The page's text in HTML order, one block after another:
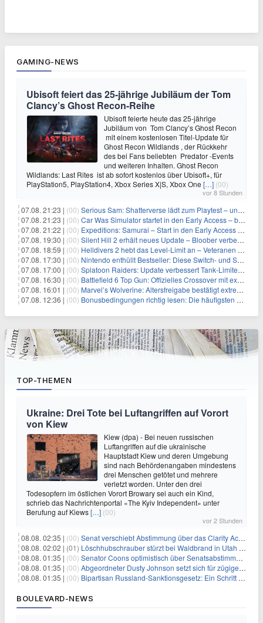
GAMING-NEWS
Ubisoft feiert das 25-jährige Jubiläum der Tom
Clancy’s Ghost Recon-Reihe
Ubisoft feierte heute das 25-jährige
Jubiläum von Tom Clancy’s Ghost Recon
mit einem kostenlosen Titel-Update für
Ghost Recon Wildlands , der Rückkehr
des bei Fans beliebten Predator -Events
und weiteren Inhalten. Ghost Recon
Wildlands: Last Rites ist ab sofort kostenlos über Ubisoft+, für
PlayStation5, PlayStation4, Xbox Series X|S, Xbox One […] (00)
vor 8 Stunden
07.08. 21:23 | (00) Serious Sam: Shatterverse lädt zum Playtest – und erscheint schon bald!
07.08. 21:23 | (00) Car Was Simulator startet in den Early Access – bald gehts los!
07.08. 21:22 | (00) Expeditions: Samurai – Start in den Early Access ab heute im feudalen Japan
07.08. 19:30 | (00) Silent Hill 2 erhält neues Update – Bloober verbessert Grafik und Performance
07.08. 18:59 | (00) Helldivers 2 hebt das Level-Limit an – Veteranen können endlich weiter aufsteigen
07.08. 17:30 | (00) Nintendo enthüllt Bestseller: Diese Switch- und Switch-2-Spiele verkaufen sich am besten
07.08. 17:00 | (00) Splatoon Raiders: Update verbessert Tank-Limiter und behebt Bugs
07.08. 16:30 | (00) Battlefield 6 Top Gun: Offizielles Crossover mit exklusiven Inhalten angekündigt
07.08. 16:01 | (00) Marvel’s Wolverine: Altersfreigabe bestätigt extreme Gewalt und düstere Szenen
07.08. 12:36 | (00) Bonusbedingungen richtig lesen: Die häufigsten Stolperfallen
TOP-THEMEN
Ukraine: Drei Tote bei Luftangriffen auf Vorort
von Kiew
Kiew (dpa) - Bei neuen russischen
Luftangriffen auf die ukrainische
Hauptstadt Kiew und deren Umgebung
sind nach Behördenangaben mindestens
drei Menschen getötet und mehrere
verletzt worden. Unter den drei
Todesopfern im östlichen Vorort Browary sei auch ein Kind,
schrieb das Nachrichtenportal «The Kyiv Independent» unter
Berufung auf Kiews[…] (00)
vor 2 Stunden
08.08. 02:35 | (00) Senat verschiebt Abstimmung über das Clarity Act: Auswirkungen auf Unternehmen und das Vertrauen der Investoren
08.08. 02:02 | (01) Löschhubschrauber stürzt bei Waldbrand in Utah ab
08.08. 01:35 | (00) Senator Coons optimistisch über Senatsabstimmungen angesichts von Finanzierungsbedenken
08.08. 01:35 | (00) Abgeordneter Dusty Johnson setzt sich für zügige Regierungsfinanzierung angesichts von Shutdown-Risiken ein
08.08. 01:35 | (00) Bipartisan Russland-Sanktionsgesetz: Ein Schritt in Richtung Energieunabhängigkeit
BOULEVARD-NEWS